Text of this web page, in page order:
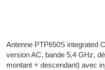
Antenne PTP650S integrated
version AC, bande 5,4 GHz,
montant + descendant) avec